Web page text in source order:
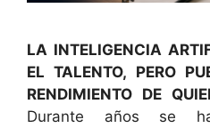
LA INTELIGENCIA
EL TALENTO, PERO
RENDIMIENTO DE
Durante años se